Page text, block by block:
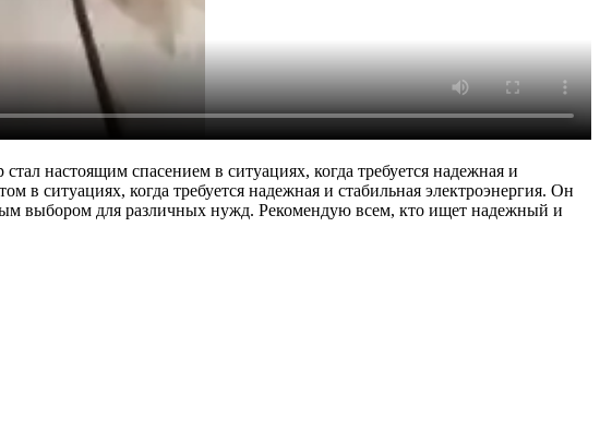
настоящим спасением в ситуациях, когда требуется надежная и
в ситуациях, когда требуется надежная и стабильная электроэнергия. Он
выбором для различных нужд. Рекомендую всем, кто ищет надежный и